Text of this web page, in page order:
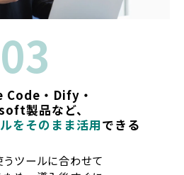
03
Code・Dify・
製品など、
をそのまま活用できる
ツールに合わせて